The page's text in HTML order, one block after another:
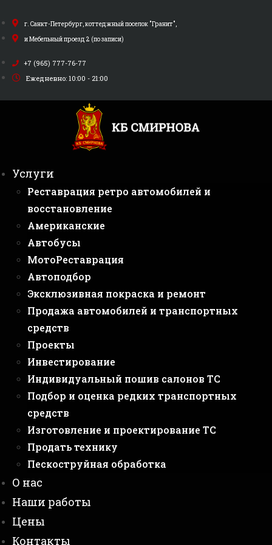
к
содержимому
г. Санкт-Петербург, коттеджный поселок "Гранит",
и Мебельный проезд 2 (по записи)
+7 (965) 777-76-77
Ежедневно: 10:00 - 21:00
Услуги
Реставрация ретро автомобилей и
восстановление
Американские
Автобусы
МотоРеставрация
Автоподбор
Эксклюзивная покраска и ремонт
Продажа автомобилей и транспортных
средств
Проекты
Инвестирование
Индивидуальный пошив салонов ТС
Подбор и оценка редких транспортных
средств
Изготовление и проектирование ТС
Продать технику
Пескоструйная обработка
О нас
Наши работы
Цены
Контакты